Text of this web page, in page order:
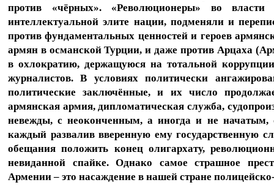
против «чёрных». «Революционеры» во власти
интеллектуальной элите нации, подменяли и
против фундаментальных ценностей и героев
армян в османской Турции, и даже против Арцаха
в охлократию, держащуюся на тотальной
журналистов. В условиях политически
политические заключённые, и их число
армянская армия, дипломатическая служба,
невежды, с неоконченным, а иногда и не начатым,
каждый развалив вверенную ему государственную
обещания положить конец олигархату,
невиданной спайке. Однако самое страшное
Армении – это насаждение в нашей стране